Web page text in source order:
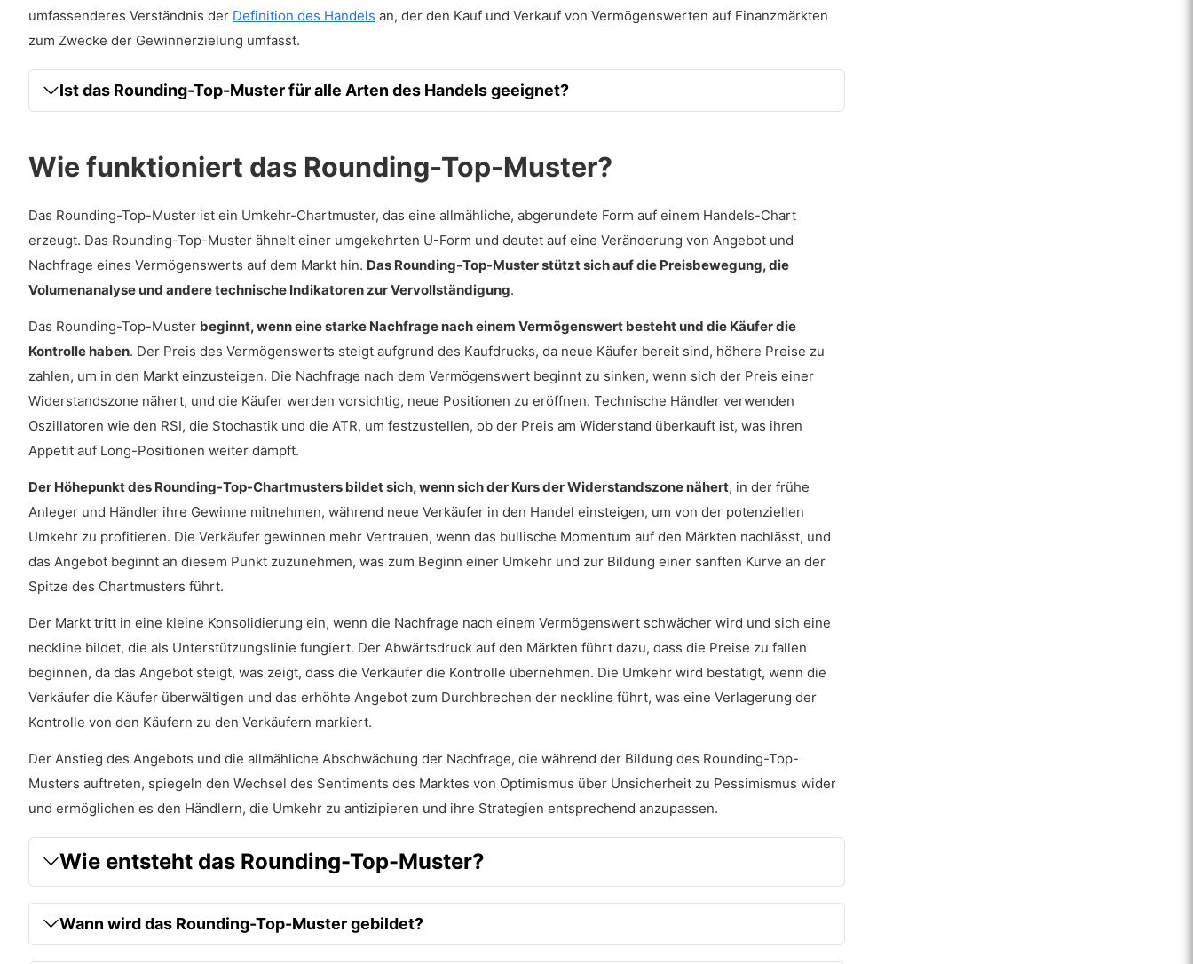
umfassenderes Verständnis der Definition des Handels an, der den Kauf und Verkauf von Vermögenswerten auf Finanzmärkten
zum Zwecke der Gewinnerzielung umfasst.
Ist das Rounding-Top-Muster für alle Arten des Handels geeignet?
Wie funktioniert das Rounding-Top-Muster?
Das Rounding-Top-Muster ist ein Umkehr-Chartmuster, das eine allmähliche, abgerundete Form auf einem Handels-Chart
erzeugt. Das Rounding-Top-Muster ähnelt einer umgekehrten U-Form und deutet auf eine Veränderung von Angebot und
Nachfrage eines Vermögenswerts auf dem Markt hin. Das Rounding-Top-Muster stützt sich auf die Preisbewegung, die
Volumenanalyse und andere technische Indikatoren zur Vervollständigung.
Das Rounding-Top-Muster beginnt, wenn eine starke Nachfrage nach einem Vermögenswert besteht und die Käufer die
Kontrolle haben. Der Preis des Vermögenswerts steigt aufgrund des Kaufdrucks, da neue Käufer bereit sind, höhere Preise zu
zahlen, um in den Markt einzusteigen. Die Nachfrage nach dem Vermögenswert beginnt zu sinken, wenn sich der Preis einer
Widerstandszone nähert, und die Käufer werden vorsichtig, neue Positionen zu eröffnen. Technische Händler verwenden
Oszillatoren wie den RSI, die Stochastik und die ATR, um festzustellen, ob der Preis am Widerstand überkauft ist, was ihren
Appetit auf Long-Positionen weiter dämpft.
Der Höhepunkt des Rounding-Top-Chartmusters bildet sich, wenn sich der Kurs der Widerstandszone nähert, in der frühe
Anleger und Händler ihre Gewinne mitnehmen, während neue Verkäufer in den Handel einsteigen, um von der potenziellen
Umkehr zu profitieren. Die Verkäufer gewinnen mehr Vertrauen, wenn das bullische Momentum auf den Märkten nachlässt, und
das Angebot beginnt an diesem Punkt zuzunehmen, was zum Beginn einer Umkehr und zur Bildung einer sanften Kurve an der
Spitze des Chartmusters führt.
Der Markt tritt in eine kleine Konsolidierung ein, wenn die Nachfrage nach einem Vermögenswert schwächer wird und sich eine
neckline bildet, die als Unterstützungslinie fungiert. Der Abwärtsdruck auf den Märkten führt dazu, dass die Preise zu fallen
beginnen, da das Angebot steigt, was zeigt, dass die Verkäufer die Kontrolle übernehmen. Die Umkehr wird bestätigt, wenn die
Verkäufer die Käufer überwältigen und das erhöhte Angebot zum Durchbrechen der neckline führt, was eine Verlagerung der
Kontrolle von den Käufern zu den Verkäufern markiert.
Der Anstieg des Angebots und die allmähliche Abschwächung der Nachfrage, die während der Bildung des Rounding-Top-
Musters auftreten, spiegeln den Wechsel des Sentiments des Marktes von Optimismus über Unsicherheit zu Pessimismus wider
und ermöglichen es den Händlern, die Umkehr zu antizipieren und ihre Strategien entsprechend anzupassen.
Wie entsteht das Rounding-Top-Muster?
Wann wird das Rounding-Top-Muster gebildet?